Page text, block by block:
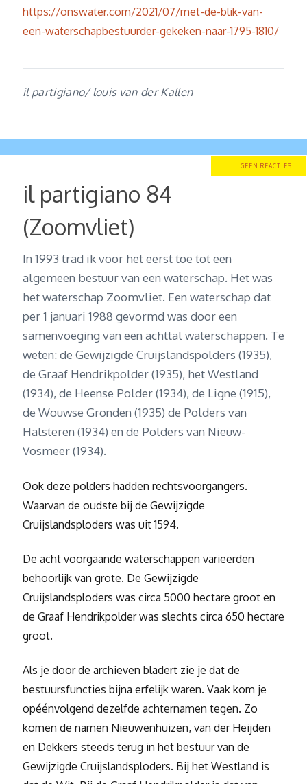
https://onswater.com/2021/07/met-de-blik-van-
een-waterschapbestuurder-gekeken-naar-1795-1810/
il partigiano/ louis van der Kallen
GEEN REACTIES
il partigiano 84
(Zoomvliet)
In 1993 trad ik voor het eerst toe tot een
algemeen bestuur van een waterschap. Het was
het waterschap Zoomvliet. Een waterschap dat
per 1 januari 1988 gevormd was door een
samenvoeging van een achttal waterschappen. Te
weten: de Gewijzigde Cruijslandspolders (1935),
de Graaf Hendrikpolder (1935), het Westland
(1934), de Heense Polder (1934), de Ligne (1915),
de Wouwse Gronden (1935) de Polders van
Halsteren (1934) en de Polders van Nieuw-
Vosmeer (1934).
Ook deze polders hadden rechtsvoorgangers.
Waarvan de oudste bij de Gewijzigde
Cruijslandsploders was uit 1594.
De acht voorgaande waterschappen varieerden
behoorlijk van grote. De Gewijzigde
Cruijslandsploders was circa 5000 hectare groot en
de Graaf Hendrikpolder was slechts circa 650 hectare
groot.
Als je door de archieven bladert zie je dat de
bestuursfuncties bijna erfelijk waren. Vaak kom je
opéénvolgend dezelfde achternamen tegen. Zo
komen de namen Nieuwenhuizen, van der Heijden
en Dekkers steeds terug in het bestuur van de
Gewijzigde Cruijslandsploders. Bij het Westland is